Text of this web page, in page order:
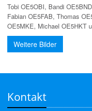
Tobi OE5OBI, Bandi
Fabian OE5FAB, Thomas
OE5MKE, Michael OE5HKT
Weitere Bilder
Kontakt